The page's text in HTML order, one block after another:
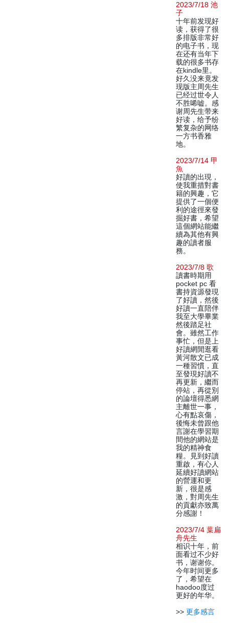
2023/7/18 池
子
十年前发现好
读，获得了很
多排版非常好
的电子书，现
在还有当年下
载的很多书存
在kindle里。
好久没来竟发
现版主周先生
已经过世令人
不胜唏嘘。感
谢周先生带来
好读，给予纷
繁复杂的网络
一方书香雅
地。
2023/7/14 甲
魚
好讀的出現，
使我重措對書
籍的興趣，它
提供了一個便
利的途徑來發
掘好書，希望
這個網站能繼
續為其他有興
趣的讀者服
務。
2023/7/8 歌
讀書時期用
pocket pc 看
書持資源發現
了好讀，然後
好讀一直陪伴
我至大學畢業
然後踏足社
會。雖然工作
事忙，但是上
好讀網閒逛看
黃河散文已成
一種習慣，直
至發現好讀不
再更新，繼而
停站，再從別
的論壇得悉網
主離世一事，
心有點哀傷，
後悔未曾跟他
言謝在學習期
間他的網站是
我的精神食
糧。見到好讀
重啟，有心人
延續好讀網站
的營運和更
新，很是感
激，對周先生
的貢獻亦致萬
分感謝！
2023/7/4 葉扁
舟先生
相识十年，前
面看过不少好
书，谢谢你。
今年时间更多
了，希望在
haodoo度过
更好的年华。
>> 更多感言